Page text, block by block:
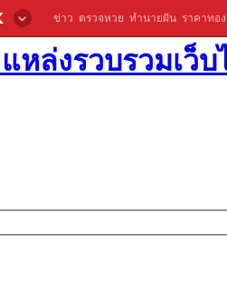
ข่าว ตรวจหวย ทำนายฝัน ราคาทอง
หล่งรวบรวมเว็